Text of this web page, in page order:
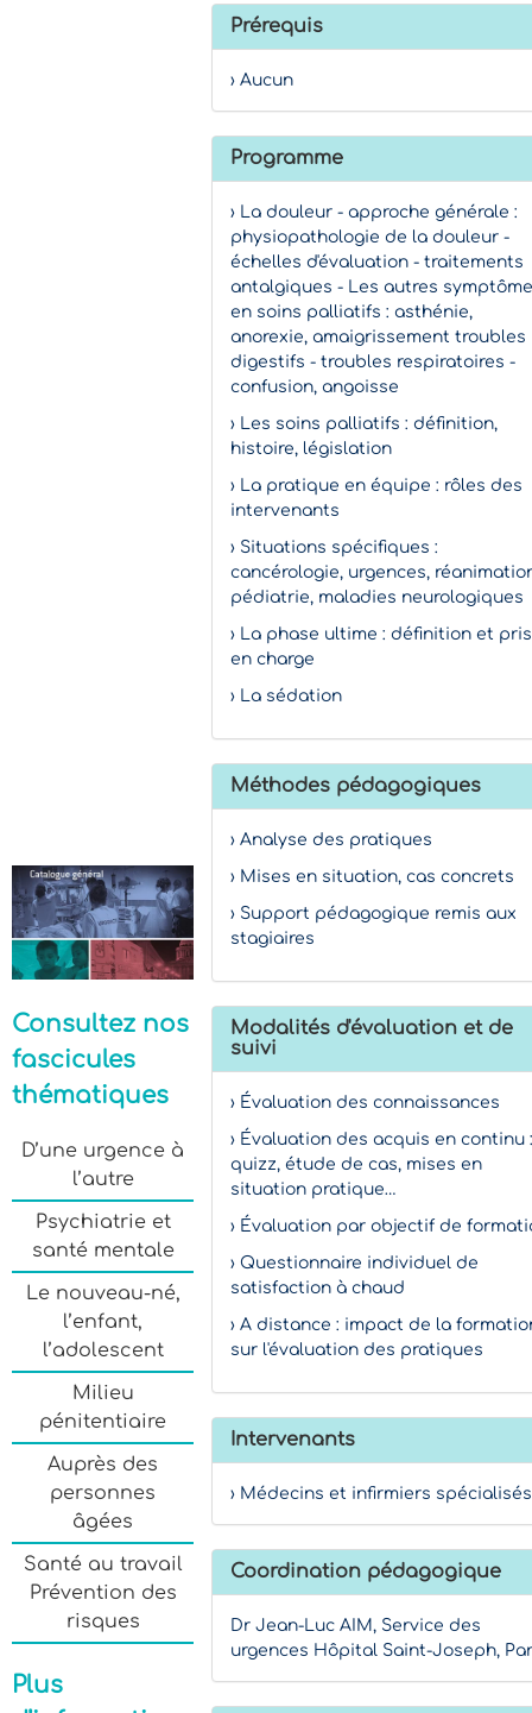
Consultez nos
fascicules
thématiques
D’une urgence à
l’autre
Psychiatrie et
santé mentale
Le nouveau-né,
l’enfant,
l’adolescent
Milieu
pénitentiaire
Auprès des
personnes
âgées
Santé au travail
Prévention des
risques
Plus
Prérequis
› Aucun
Programme
› La douleur - approche générale :
physiopathologie de la douleur -
échelles d'évaluation - traitements
antalgiques - Les autres
en soins palliatifs : asthénie,
anorexie, amaigrissement troubles
digestifs - troubles respiratoires -
confusion, angoisse
› Les soins palliatifs : définition,
histoire, législation
› La pratique en équipe : rôles des
intervenants
› Situations spécifiques :
cancérologie, urgences,
pédiatrie, maladies neurologiques
› La phase ultime : définition et
en charge
› La sédation
Méthodes pédagogiques
› Analyse des pratiques
› Mises en situation, cas concrets
› Support pédagogique remis aux
stagiaires
Modalités d'évaluation et de
suivi
› Évaluation des connaissances
› Évaluation des acquis en continu :
quizz, étude de cas, mises en
situation pratique…
› Évaluation par objectif de
› Questionnaire individuel de
satisfaction à chaud
› A distance : impact de la
sur l'évaluation des pratiques
Intervenants
› Médecins et infirmiers spécialisés
Coordination pédagogique
Dr Jean-Luc AIM, Service des
urgences Hôpital Saint-Joseph,